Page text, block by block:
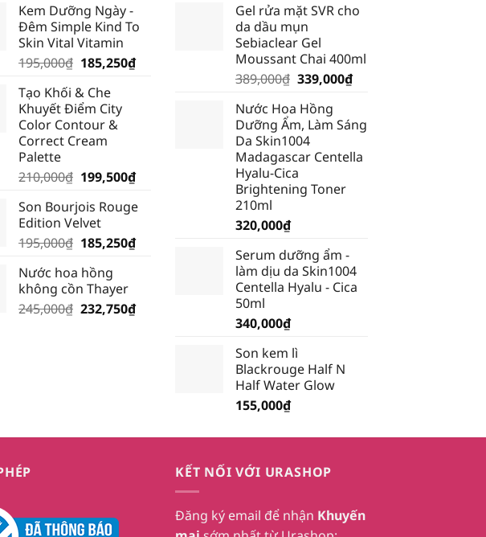
Kem Dưỡng Ngày -
Đêm Simple Kind To
Skin Vital Vitamin
195,000₫ Giá
là:
195,000₫.
185,250₫Giá
Tạo Khối & Che
Khuyết Điểm City
Color Contour &
Correct Cream
Palette
210,000₫ Giá
là:
210,000₫.
199,500₫Giá
tại
199,500₫.
Son Bourjois Rouge
Edition Velvet
195,000₫ Giá
là:
195,000₫.
185,250₫Giá
185,250₫.
Nước hoa hồng
không cồn Thayer
245,000₫ Giá
232,750₫Giá
Gel rửa mặt SVR cho
da dầu mụn
Sebiaclear Gel
Moussant Chai 400ml
389,000₫ Giá
là:
389,000₫.
339,000₫Giá
là:
Nước Hoa Hồng
Dưỡng Ẩm, Làm Sáng
Da Skin1004
Madagascar Centella
Hyalu-Cica
Brightening Toner
210ml
320,000₫
Serum dưỡng ẩm -
làm dịu da Skin1004
Centella Hyalu - Cica
50ml
340,000₫
Son kem lì
Blackrouge Half N
Half Water Glow
155,000₫
KẾT NỐI VỚI URASHOP
Đăng ký email để nhận Khuyến